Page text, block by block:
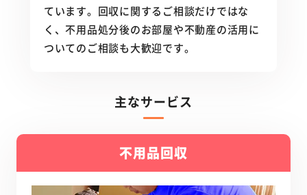
ています。回収に関するご相談だけではな
く、不用品処分後のお部屋や不動産の活用に
ついてのご相談も大歓迎です。
主なサービス
不用品回収